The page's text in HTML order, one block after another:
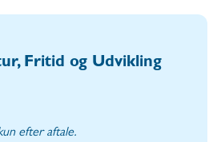
Fritid og Udvikling
efter aftale.